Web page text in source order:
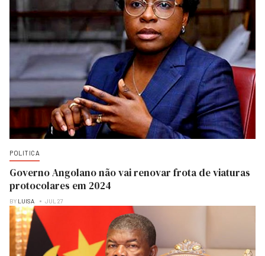
POLITICA
Governo Angolano não vai renovar frota de viaturas
protocolares em 2024
BY LUISA JUL 27